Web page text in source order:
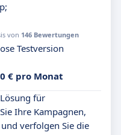
von 146 Bewertungen
Testversion
€ pro Monat
für
Ihre Kampagnen,
verfolgen Sie die